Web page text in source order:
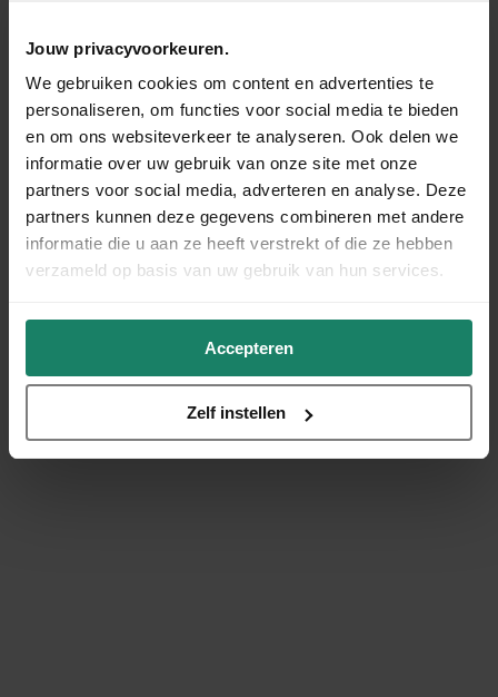
Jouw privacyvoorkeuren.
We gebruiken cookies om content en advertenties te
personaliseren, om functies voor social media te bieden
en om ons websiteverkeer te analyseren. Ook delen we
informatie over uw gebruik van onze site met onze
partners voor social media, adverteren en analyse. Deze
partners kunnen deze gegevens combineren met andere
informatie die u aan ze heeft verstrekt of die ze hebben
verzameld op basis van uw gebruik van hun services.
Accepteren
Zelf instellen